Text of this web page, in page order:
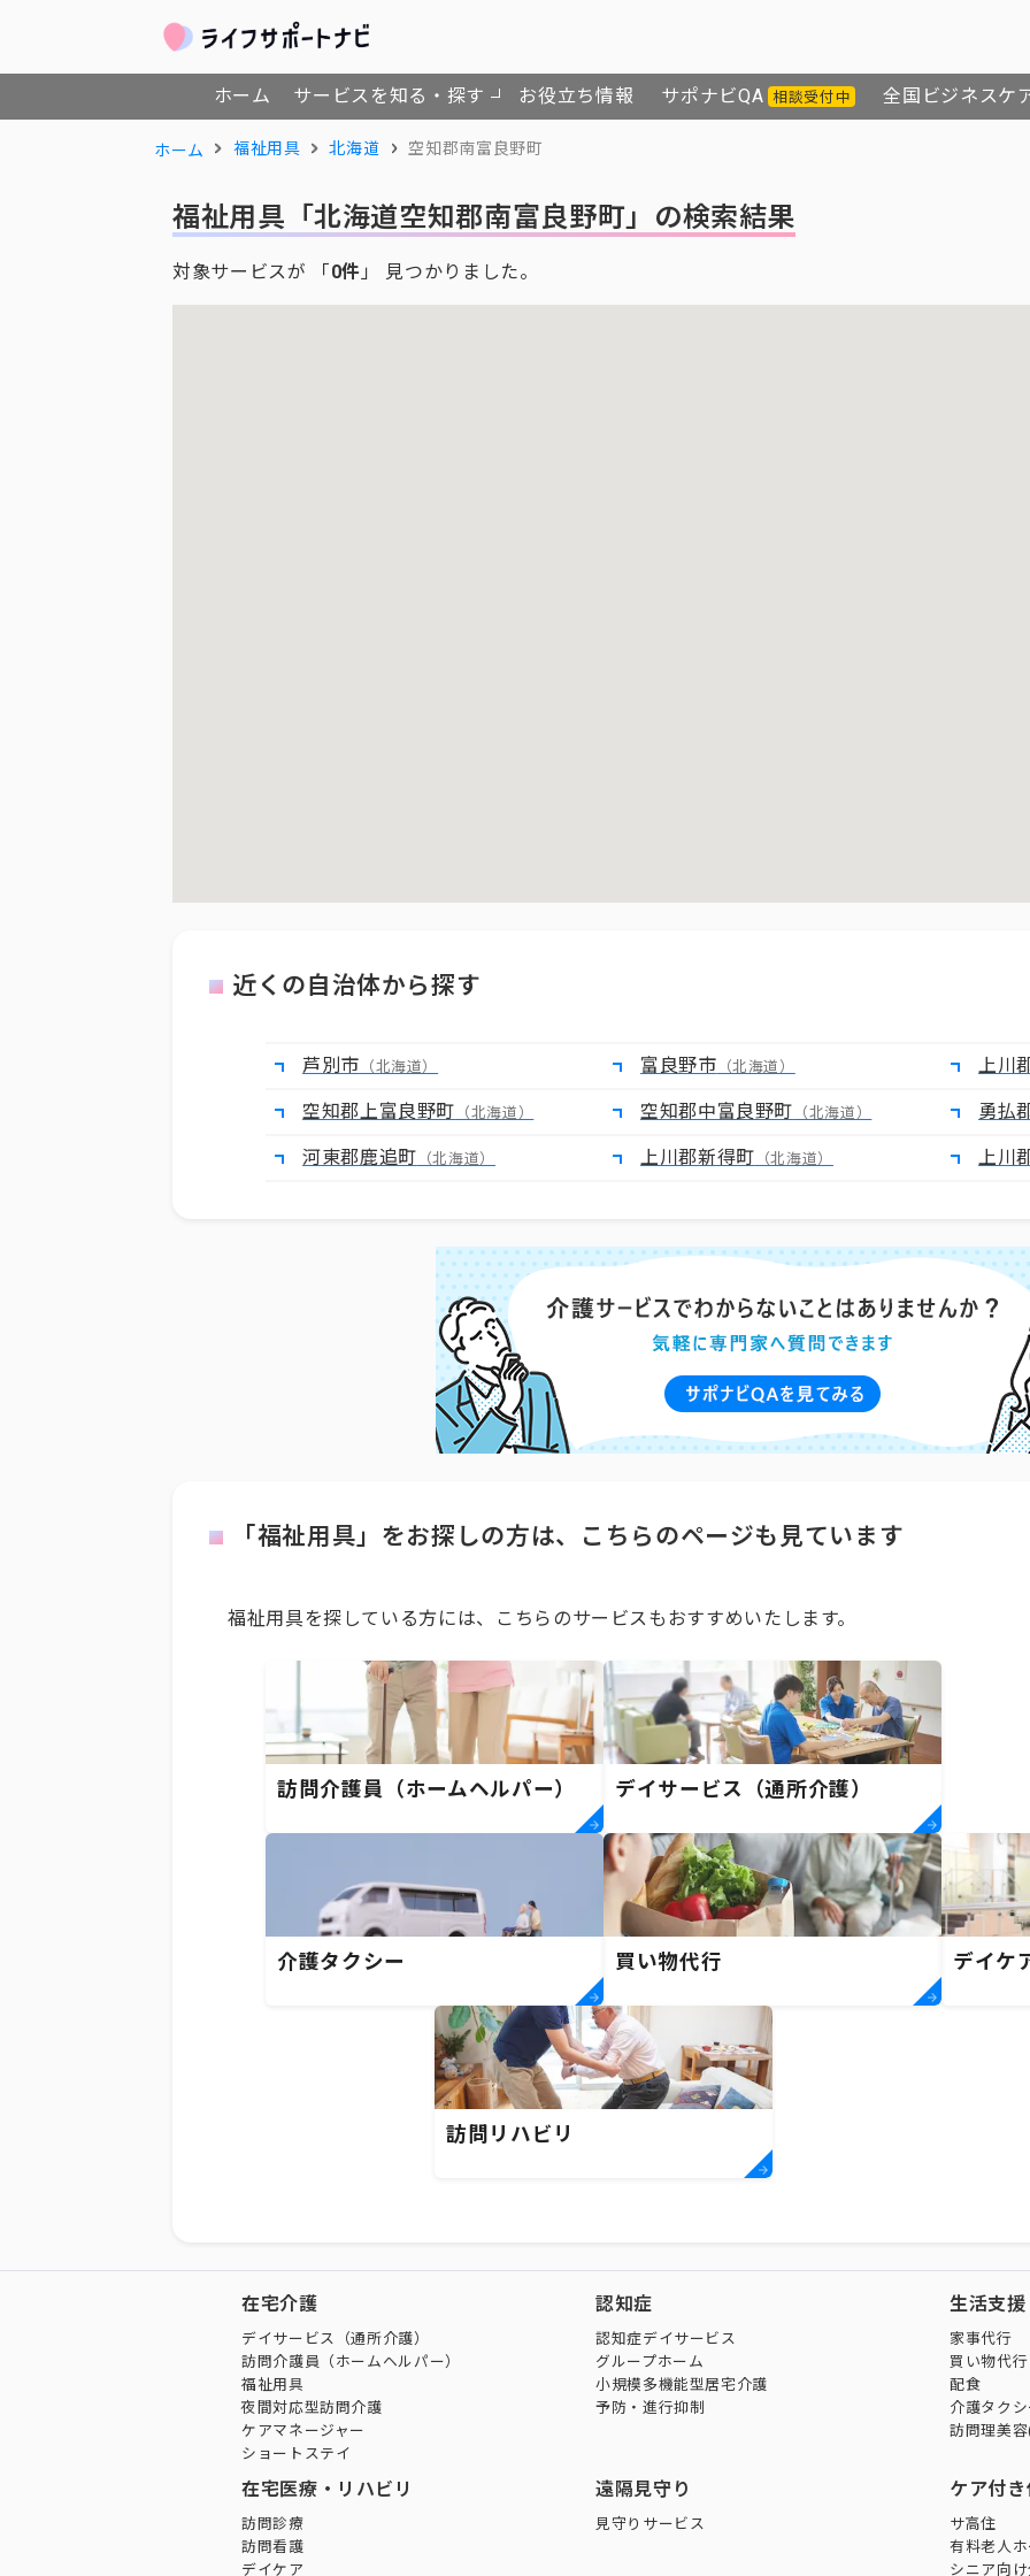
ホーム サービスを知る・探す お役立ち情報 サポナビQA 相談受付中 全国ビジネスケ
ホーム 福祉用具 北海道 空知郡南富良野町
福祉用具 「北海道空知郡南富良野町」の検索結果
対象サービスが 「0件 」 見つかりました。
近くの自治体から探す
芦別市 （北海道） 富良野市 （北海道） 上川
空知郡上富良野町 （北海道） 空知郡中富良野町 （北海道） 勇払
河東郡鹿追町 （北海道） 上川郡新得町 （北海道） 上川
「福祉用具」をお探しの方は、こちらのページも見ています
福祉用具を探している方には、こちらのサービスもおすすめいたします。
訪問介護員（ホームヘルパー） デイサービス（通所介護）
介護タクシー 買い物代行 デイケ
訪問リハビリ
在宅介護
デイサービス（通所介護）
訪問介護員（ホームヘルパー）
福祉用具
夜間対応型訪問介護
ケアマネージャー
ショートステイ
認知症
認知症デイサービス
グループホーム
小規模多機能型居宅介護
予防・進行抑制
生活支援
家事代行
買い物代行
配食
介護タク
訪問理美
在宅医療・リハビリ
訪問診療
訪問看護
デイケア
遠隔見守り
見守りサービス
ケア付
サ高住
有料老人
シニア向